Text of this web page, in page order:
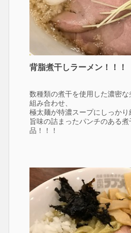
背脂煮干しラーメン！！！
数種類の煮干を使用した濃密
組み合わせ、
極太麺が特濃スープにしっかり
旨味の詰まったパンチのある
品！！！